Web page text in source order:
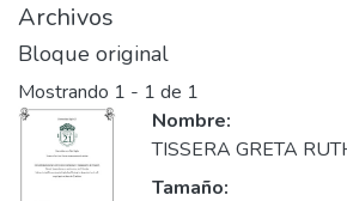
Archivos
Bloque original
Mostrando 1 - 1 de 1
Nombre:
TISSERA GRETA
Tamaño: